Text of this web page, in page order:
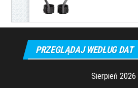
PRZEGLĄDAJ WEDŁUG DAT
Sierpień 2026